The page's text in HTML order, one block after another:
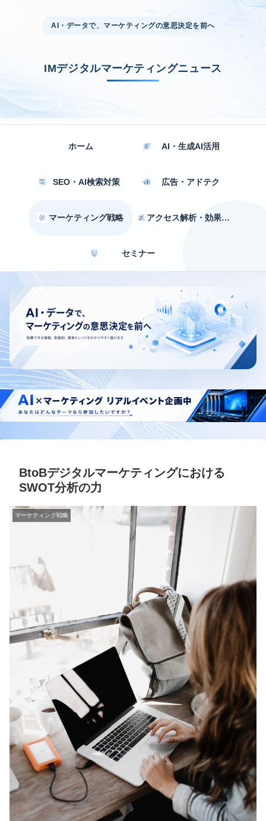
AI・データで、マーケティングの意思決定を前へ
IMデジタルマーケティングニュース
ホーム AI・生成AI活用
SEO・AI検索対策 広告・アドテク
マーケティング戦略 アクセス解析・効果測定
セミナー
BtoBデジタルマーケティングにおける
SWOT分析の力
マーケティング戦略